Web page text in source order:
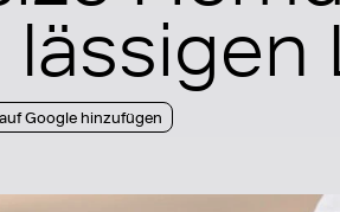
Google hinzufügen